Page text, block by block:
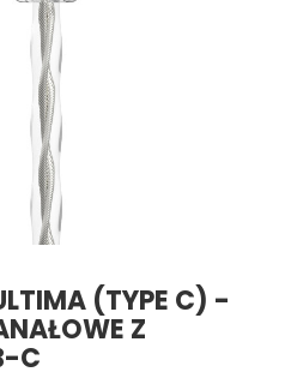
(TYPE C) -
Z
C